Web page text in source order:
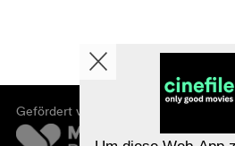
Gefördert von